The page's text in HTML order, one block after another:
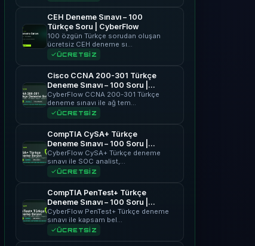
CEH Deneme Sınavı – 100
Türkçe Soru | CyberFlow
100 özgün Türkçe sorudan oluşan
ücretsiz CEH deneme sı…
ÜCRETSİZ
Cisco CCNA 200-301 Türkçe
Deneme Sınavı – 100 Soru |
CyberFlow
CyberFlow CCNA 200-301 Türkçe
deneme sınavı ile ağ tem…
ÜCRETSİZ
CompTIA CySA+ Türkçe
Deneme Sınavı – 100 Soru |
CyberFlow
CyberFlow CySA+ Türkçe deneme
sınavı ile SOC analist,…
ÜCRETSİZ
CompTIA PenTest+ Türkçe
Deneme Sınavı – 100 Soru |
CyberFlow
CyberFlow PenTest+ Türkçe deneme
sınavı ile kapsam bel…
ÜCRETSİZ